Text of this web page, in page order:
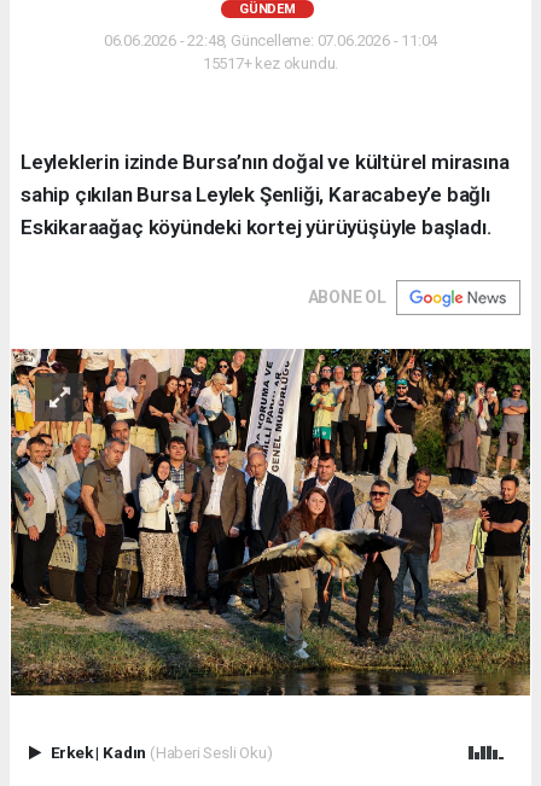
GÜNDEM
06.06.2026 - 22:48, Güncelleme: 07.06.2026 - 11:04
15517+ kez okundu.
Leyleklerin izinde Bursa’nın doğal ve kültürel mirasına
sahip çıkılan Bursa Leylek Şenliği, Karacabey’e bağlı
Eskikaraağaç köyündeki kortej yürüyüşüyle başladı.
ABONE OL
Erkek| Kadın (Haberi Sesli Oku)